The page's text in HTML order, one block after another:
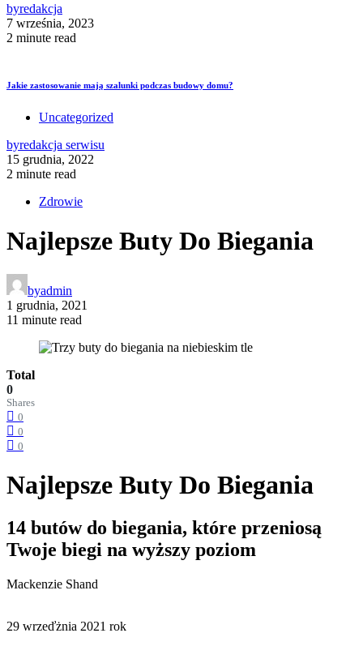
byredakcja
7 września, 2023
2 minute read
Jakie zastosowanie mają szalunki podczas budowy domu?
Uncategorized
byredakcja serwisu
15 grudnia, 2022
2 minute read
Zdrowie
Najlepsze Buty Do Biegania
byadmin
1 grudnia, 2021
11 minute read
Total
0
Shares
0
0
0
Najlepsze Buty Do Biegania
14 butów do biegania, które przeniosą
Twoje biegi na wyższy poziom
Mackenzie Shand
29 wrzeďżnia 2021 rok